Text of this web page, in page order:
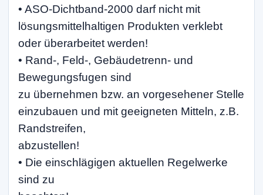
• ASO-Dichtband-2000 darf nicht mit
lösungsmittelhaltigen Produkten verklebt
oder überarbeitet werden!
• Rand-, Feld-, Gebäudetrenn- und
Bewegungsfugen sind
zu übernehmen bzw. an vorgesehener Stelle
einzubauen und mit geeigneten Mitteln, z.B.
Randstreifen,
abzustellen!
• Die einschlägigen aktuellen Regelwerke
sind zu